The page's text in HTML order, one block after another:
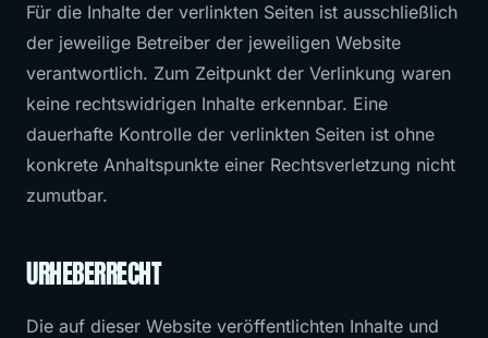
Für die Inhalte der verlinkten Seiten ist ausschließlich
der jeweilige Betreiber der jeweiligen Website
verantwortlich. Zum Zeitpunkt der Verlinkung waren
keine rechtswidrigen Inhalte erkennbar. Eine
dauerhafte Kontrolle der verlinkten Seiten ist ohne
konkrete Anhaltspunkte einer Rechtsverletzung nicht
zumutbar.
URHEBERRECHT
Die auf dieser Website veröffentlichten Inhalte und